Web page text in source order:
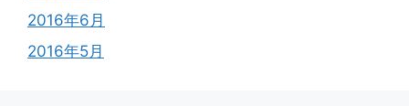
2016年6月
2016年5月